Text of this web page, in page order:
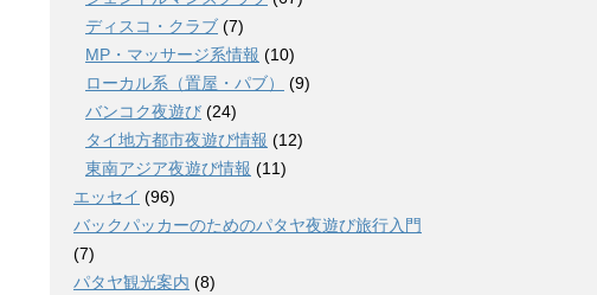
ディスコ・クラブ (7)
MP・マッサージ系情報 (10)
ローカル系（置屋・パブ）
(9)
バンコク夜遊び (24)
タイ地方都市夜遊び情報 (12)
東南アジア夜遊び情報 (11)
エッセイ (96)
バックパッカーのためのパタヤ夜遊び旅行入門
(7)
パタヤ観光案内 (8)